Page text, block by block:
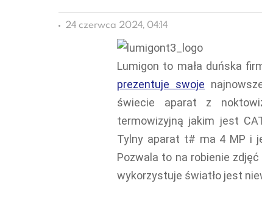
24 czerwca 2024, 04:14
Lumigon to mała duńska
prezentuje swoje
świecie aparat z
termowizyjną jakim jest
Tylny aparat t# ma 4 MP i
Pozwala to na robienie
wykorzystuje światło jest